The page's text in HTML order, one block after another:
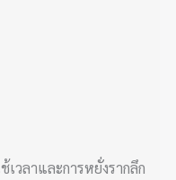
วลาและการหยั่งรากลึก